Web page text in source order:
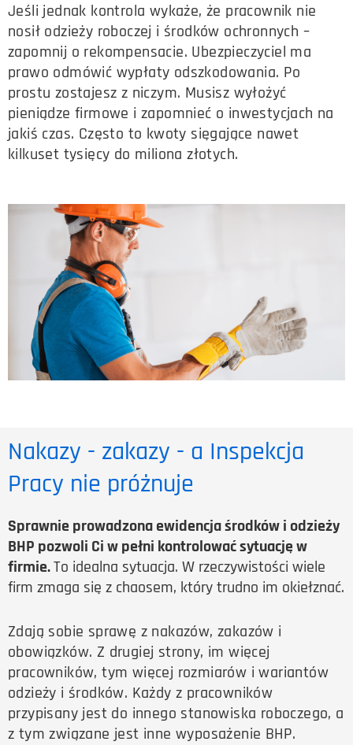
Jeśli jednak kontrola wykaże, że pracownik nie
nosił odzieży roboczej i środków ochronnych –
zapomnij o rekompensacie. Ubezpieczyciel ma
prawo odmówić wypłaty odszkodowania. Po
prostu zostajesz z niczym. Musisz wyłożyć
pieniądze firmowe i zapomnieć o inwestycjach na
jakiś czas. Często to kwoty sięgające nawet
kilkuset tysięcy do miliona złotych.
Nakazy - zakazy - a Inspekcja
Pracy nie próżnuje
Sprawnie prowadzona ewidencja środków i odzieży
BHP pozwoli Ci w pełni kontrolować sytuację w
firmie.To idealna sytuacja. W rzeczywistości wiele
firm zmaga się z chaosem, który trudno im okiełznać.
Zdają sobie sprawę z nakazów, zakazów i
obowiązków. Z drugiej strony, im więcej
pracowników, tym więcej rozmiarów i wariantów
odzieży i środków. Każdy z pracowników
przypisany jest do innego stanowiska roboczego, a
z tym związane jest inne wyposażenie BHP.